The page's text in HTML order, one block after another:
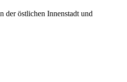
der östlichen Innenstadt und